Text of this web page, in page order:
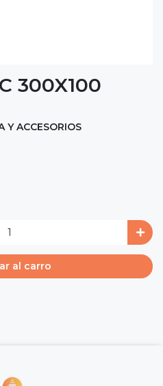
300X100
Y ACCESORIOS
al carro